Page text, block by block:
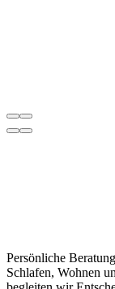
Persönliche
Schlafen, Wohnen